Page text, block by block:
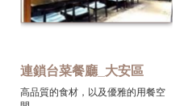
連鎖台菜餐廳_大安區
高品質的食材，以及優雅的用餐空